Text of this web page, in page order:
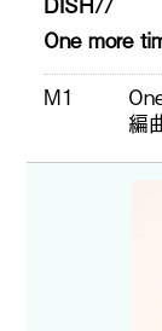
One more
M1
編